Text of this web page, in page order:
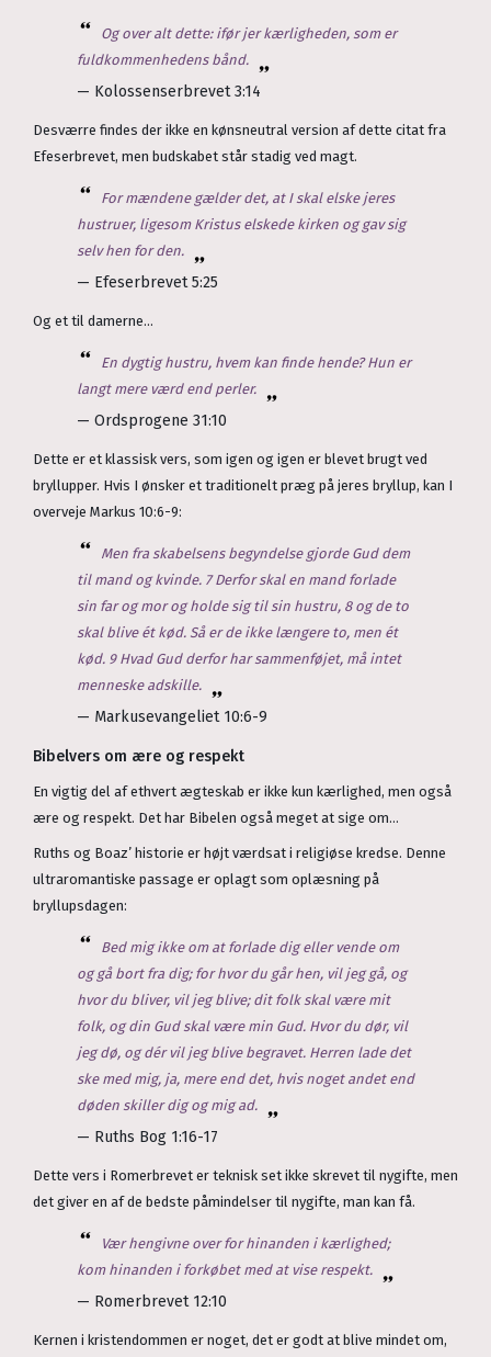
Og over alt dette: ifør jer kærligheden, som er
fuldkommenhedens bånd.
— Kolossenserbrevet 3:14
Desværre findes der ikke en kønsneutral version af dette citat fra
Efeserbrevet, men budskabet står stadig ved magt.
For mændene gælder det, at I skal elske jeres
hustruer, ligesom Kristus elskede kirken og gav sig
selv hen for den.
— Efeserbrevet 5:25
Og et til damerne...
En dygtig hustru, hvem kan finde hende? Hun er
langt mere værd end perler.
— Ordsprogene 31:10
Dette er et klassisk vers, som igen og igen er blevet brugt ved
bryllupper. Hvis I ønsker et traditionelt præg på jeres bryllup, kan I
overveje Markus 10:6-9:
Men fra skabelsens begyndelse gjorde Gud dem
til mand og kvinde. 7 Derfor skal en mand forlade
sin far og mor og holde sig til sin hustru, 8 og de to
skal blive ét kød. Så er de ikke længere to, men ét
kød. 9 Hvad Gud derfor har sammenføjet, må intet
menneske adskille.
— Markusevangeliet 10:6-9
Bibelvers om ære og respekt
En vigtig del af ethvert ægteskab er ikke kun kærlighed, men også
ære og respekt. Det har Bibelen også meget at sige om...
Ruths og Boaz’ historie er højt værdsat i religiøse kredse. Denne
ultraromantiske passage er oplagt som oplæsning på
bryllupsdagen:
Bed mig ikke om at forlade dig eller vende om
og gå bort fra dig; for hvor du går hen, vil jeg gå, og
hvor du bliver, vil jeg blive; dit folk skal være mit
folk, og din Gud skal være min Gud. Hvor du dør, vil
jeg dø, og dér vil jeg blive begravet. Herren lade det
ske med mig, ja, mere end det, hvis noget andet end
døden skiller dig og mig ad.
— Ruths Bog 1:16-17
Dette vers i Romerbrevet er teknisk set ikke skrevet til nygifte, men
det giver en af de bedste påmindelser til nygifte, man kan få.
Vær hengivne over for hinanden i kærlighed;
kom hinanden i forkøbet med at vise respekt.
— Romerbrevet 12:10
Kernen i kristendommen er noget, det er godt at blive mindet om,